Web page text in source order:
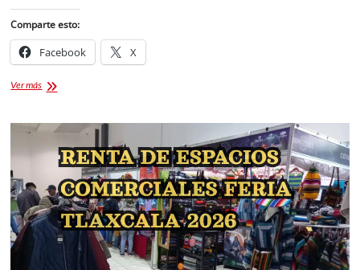
Comparte esto:
Facebook X
Ver másFestival
Arte
2026
Tlaxcala:
Conoce
todas
las
actividades